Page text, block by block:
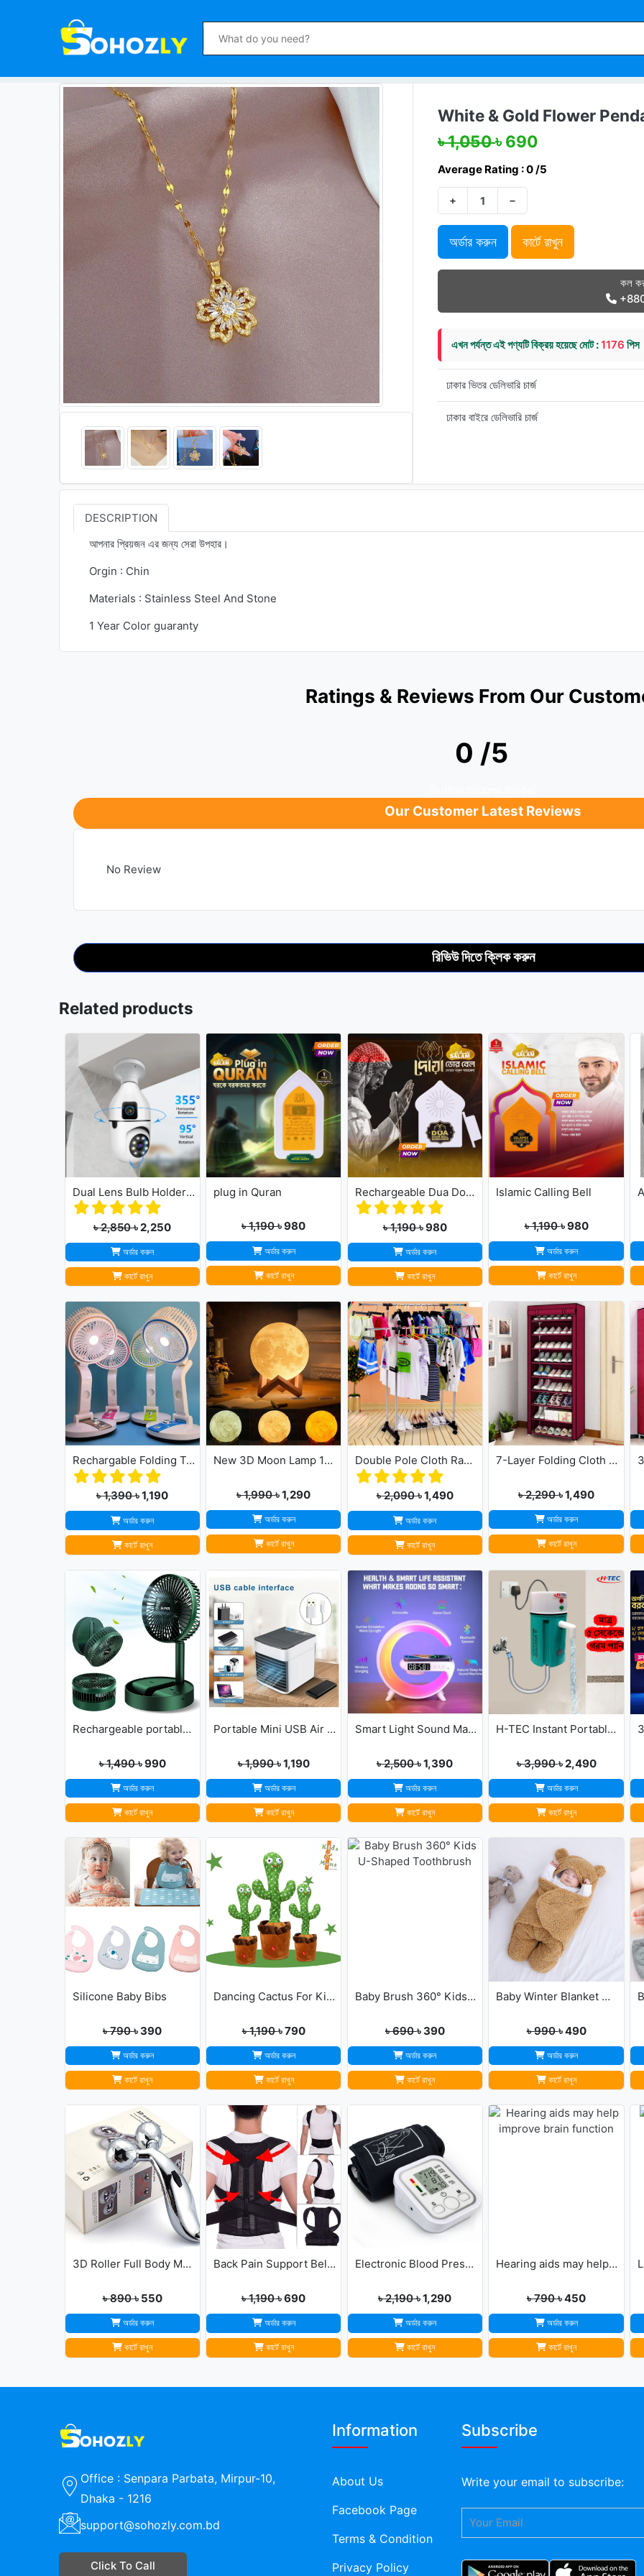
White & Gold Flower
৳ 1,050৳ 690
Average Rating : 0 /5
+ −
অর্ডার করুন কার্টে রাখুন
কল
এখন পর্যন্ত এই পণ্যটি বিক্রয় হয়েছে মোট :1176 পিস
ঢাকার ভিতর ডেলিভারি চার্জ
ঢাকার বাইরে ডেলিভারি চার্জ
DESCRIPTION
আপনার প্রিয়জন এর জন্য সেরা উপহার।
Orgin : Chin
Materials : Stainless Steel And Stone
1 Year Color guaranty
Ratings & Reviews From Our
0 /5
Our Customer Latest Reviews
No Review
রিভিউ দিতে ক্লিক করুন
Related products
Dual Lens Bulb Holder Camera V380 Pro Apps 1080p full Hd Resulation cctv camera
৳ 2,850৳ 2,250
অর্ডার করুন
কার্টে রাখুন
plug in Quran
৳ 1,190৳ 980
অর্ডার করুন
কার্টে রাখুন
Rechargeable Dua Door Bell
৳ 1,190৳ 980
অর্ডার করুন
কার্টে রাখুন
Islamic Calling Bell
৳ 1,190৳ 980
অর্ডার করুন
কার্টে রাখুন
Rechargable Folding Table Fan With LED Light
৳ 1,390৳ 1,190
অর্ডার করুন
কার্টে রাখুন
New 3D Moon Lamp 16 Colors Remote & Touching system
৳ 1,990৳ 1,290
অর্ডার করুন
কার্টে রাখুন
Double Pole Cloth Rack - Stainless Steel
৳ 2,090৳ 1,490
অর্ডার করুন
কার্টে রাখুন
7-Layer Folding Cloth Shoe Rack
৳ 2,290৳ 1,490
অর্ডার করুন
কার্টে রাখুন
Rechargeable portable Telescopic Table Fan
৳ 1,490৳ 990
অর্ডার করুন
কার্টে রাখুন
Portable Mini USB Air Cooler with 7 Colors LED lights for Office/Home
৳ 1,990৳ 1,190
অর্ডার করুন
কার্টে রাখুন
Smart Light Sound Machine G Shape
৳ 2,500৳ 1,390
অর্ডার করুন
কার্টে রাখুন
H-TEC Instant Portable Geyser
৳ 3,990৳ 2,490
অর্ডার করুন
কার্টে রাখুন
Silicone Baby Bibs
৳ 790৳ 390
অর্ডার করুন
কার্টে রাখুন
Dancing Cactus For Kids
৳ 1,190৳ 790
অর্ডার করুন
কার্টে রাখুন
Baby Brush 360° Kids U-Shaped Toothbrush
৳ 690৳ 390
অর্ডার করুন
কার্টে রাখুন
Baby Winter Blanket Winter Protection Worm Baby Care Blanket For ( 0-1year Babies )
৳ 990৳ 490
অর্ডার করুন
কার্টে রাখুন
3D Roller Full Body Massager
৳ 890৳ 550
অর্ডার করুন
কার্টে রাখুন
Back Pain Support Belt For Men & Womens
৳ 1,190৳ 690
অর্ডার করুন
কার্টে রাখুন
Electronic Blood Pressure Monitor
৳ 2,190৳ 1,290
অর্ডার করুন
কার্টে রাখুন
Hearing aids may help improve brain function
৳ 790৳ 450
অর্ডার করুন
কার্টে রাখুন
Office : Senpara Parbata, Mirpur-10,
Dhaka - 1216
support@sohozly.com.bd
Click To Call
Information
About Us
Facebook Page
Terms & Condition
Privacy Policy
Subscribe
Write your email to subscribe: